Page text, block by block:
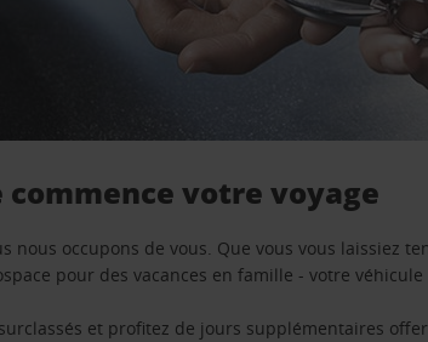
commence votre voyage
nous occupons de vous. Que vous vous
pour des vacances en famille - votre
et profitez de jours supplémentaires